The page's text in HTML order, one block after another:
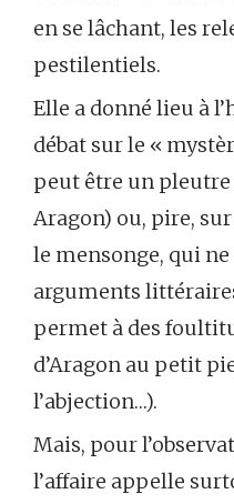
en se lâchant, les
pestilentiels.
Elle a donné lieu à
débat sur le «
peut être un pleutre
Aragon) ou, pire,
le mensonge, qui
arguments
permet à des
d’Aragon au petit
l’abjection…).
Mais, pour
l’affaire appelle